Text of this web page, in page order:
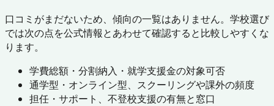
口コミがまだないため、傾向の一覧はありません。学校選び
では次の点を公式情報とあわせて確認すると比較しやすくな
ります。
学費総額・分割納入・就学支援金の対象可否
通学型・オンライン型、スクーリングや課外の頻度
担任・サポート、不登校支援の有無と窓口